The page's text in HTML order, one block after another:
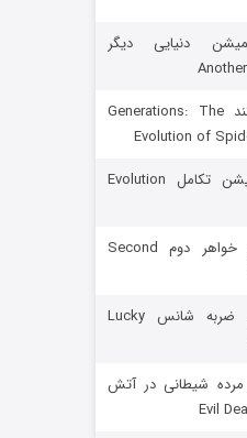
رویایی برای تو
دنیایی دیگر
دانلود مستند Generations: The
Evolution of
دانلود انیمیشن تکامل Evolution
دانلود فیلم خواهر دوم Second
دانلود فیلم ضربه شانس Lucky
مرده شیطانی در آتش
Evil